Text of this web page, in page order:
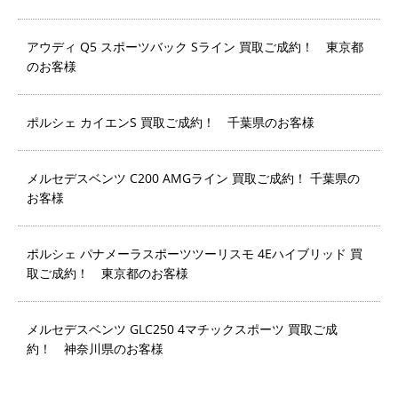
アウディ Q5 スポーツバック Sライン 買取ご成約！ 東京都
のお客様
ポルシェ カイエンS 買取ご成約！ 千葉県のお客様
メルセデスベンツ C200 AMGライン 買取ご成約！ 千葉県の
お客様
ポルシェ パナメーラスポーツツーリスモ 4Eハイブリッド 買
取ご成約！ 東京都のお客様
メルセデスベンツ GLC250 4マチックスポーツ 買取ご成
約！ 神奈川県のお客様